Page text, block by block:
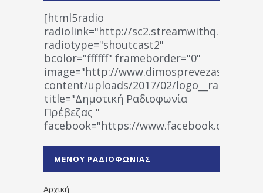
[html5radio
radiolink="http://
radiotype="shoutcast2"
bcolor="ffffff" frameborder="0"
image="http://www.dimosprevezas.gr/wp-
content/uploads/2017/02/
title="Δημοτική Ραδιοφωνία
Πρέβεζας "
facebook="https://www.facebook.com/
1531194763766854/" artist="" ]
ΜΕΝΟΥ ΡΑΔΙΟΦΩΝΙΑΣ
Αρχική